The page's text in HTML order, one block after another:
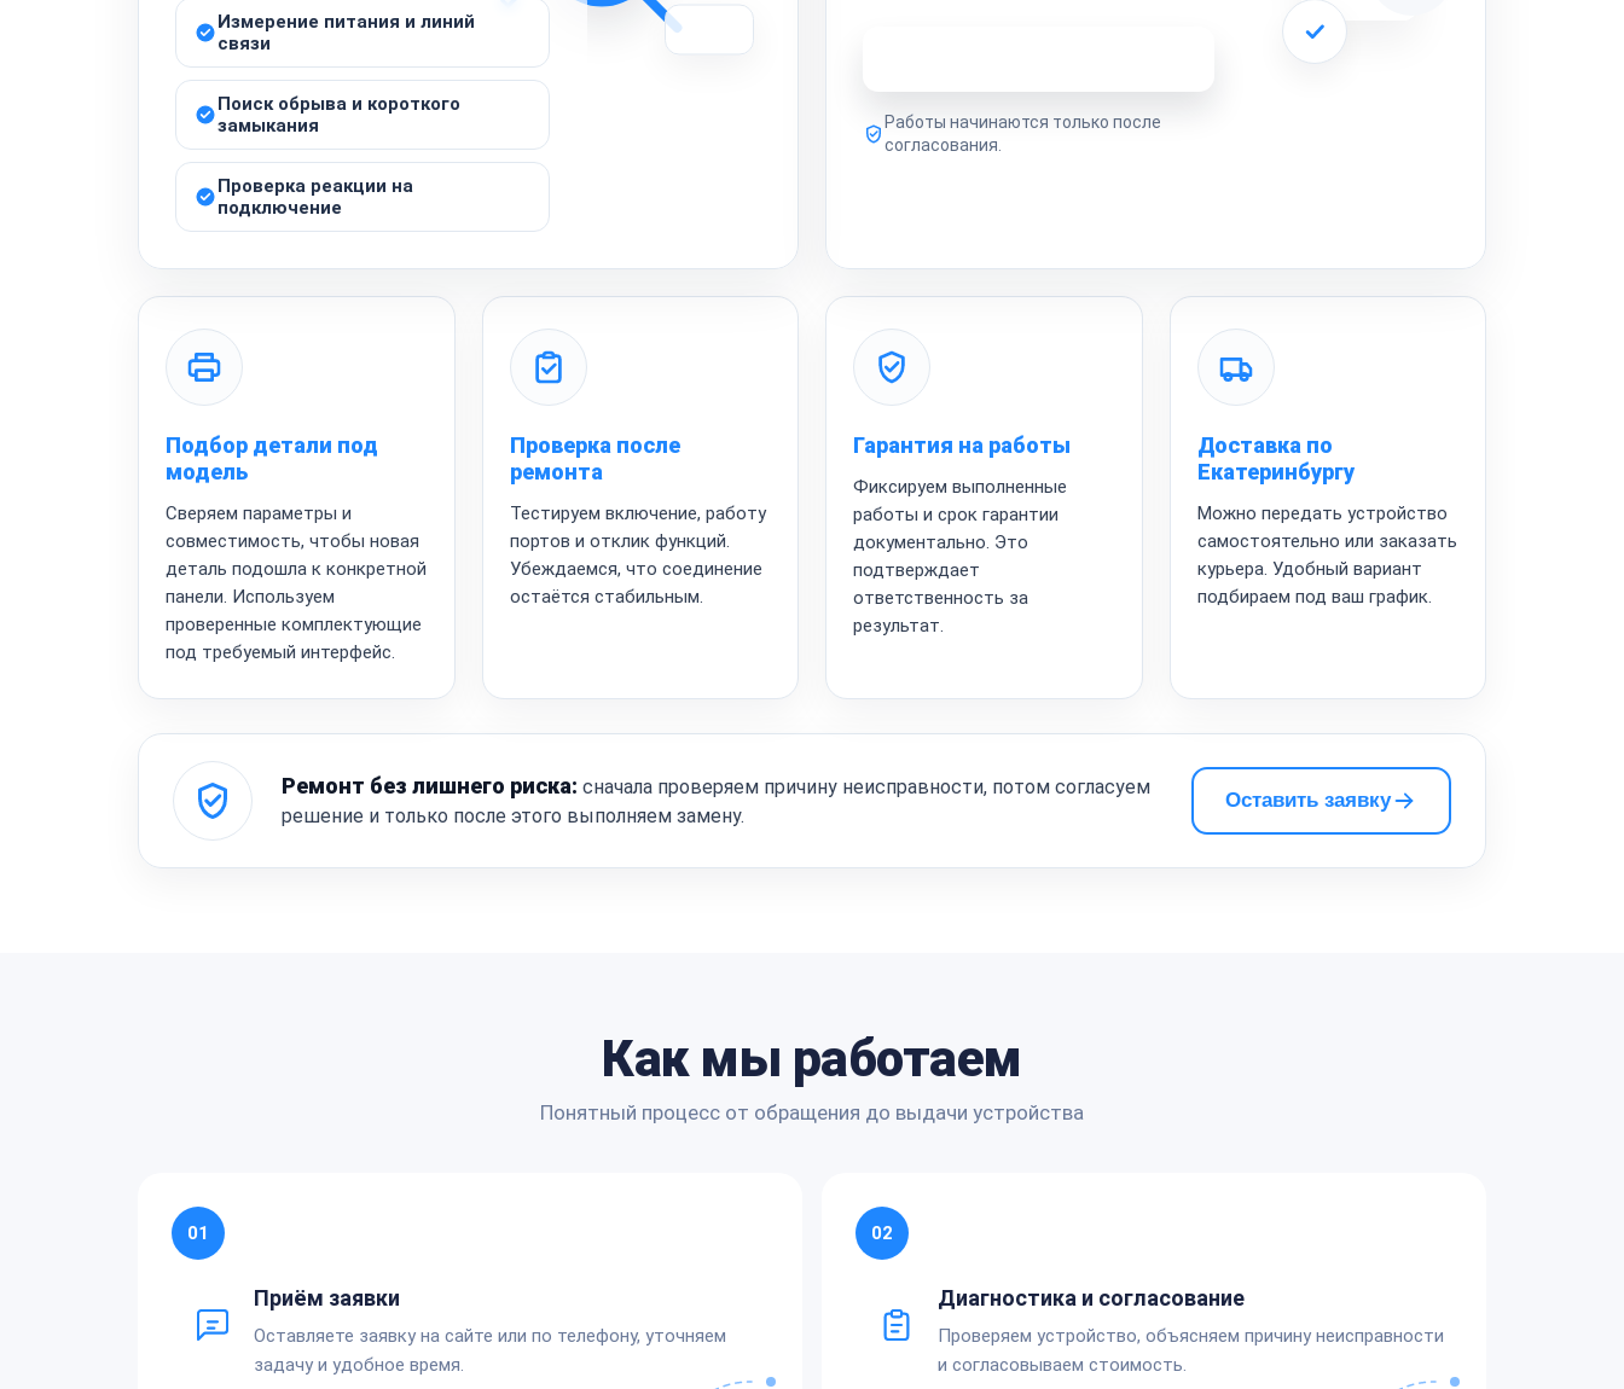
Измерение питания и линий
связи
Поиск обрыва и короткого
замыкания
Проверка реакции на
подключение
Работы начинаются только после
согласования.
Подбор детали под
модель
Сверяем параметры и
совместимость, чтобы новая
деталь подошла к конкретной
панели. Используем
проверенные комплектующие
под требуемый интерфейс.
Проверка после
ремонта
Тестируем включение, работу
портов и отклик функций.
Убеждаемся, что соединение
остаётся стабильным.
Гарантия на работы
Фиксируем выполненные
работы и срок гарантии
документально. Это
подтверждает
ответственность за
результат.
Доставка по
Екатеринбургу
Можно передать устройство
самостоятельно или заказать
курьера. Удобный вариант
подбираем под ваш график.
Ремонт без лишнего риска: сначала проверяем причину неисправности, потом согласуем
решение и только после этого выполняем замену.
Оставить заявку
Как мы работаем
Понятный процесс от обращения до выдачи устройства
01
Приём заявки
Оставляете заявку на сайте или по телефону, уточняем
задачу и удобное время.
02
Диагностика и согласование
Проверяем устройство, объясняем причину неисправности
и согласовываем стоимость.